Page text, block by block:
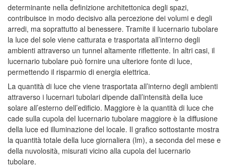
determinante nella definizione architettonica degli spazi,
contribuisce in modo decisivo alla percezione dei volumi e degli
arredi, ma soprattutto al benessere. Tramite il lucernario tubolare
la luce del sole viene catturata e trasportata all’interno degli
ambienti attraverso un tunnel altamente riflettente. In altri casi, il
lucernario tubolare può fornire una ulteriore fonte di luce,
permettendo il risparmio di energia elettrica.
La quantità di luce che viene trasportata all’interno degli ambienti
attraverso i lucernari tubolari dipende dall’intensità della luce
solare all’esterno dell’edificio. Maggiore è la quantità di luce che
cade sulla cupola del lucernario tubolare maggiore è la diffusione
della luce ed illuminazione del locale. Il grafico sottostante mostra
la quantità totale della luce giornaliera (lm), a seconda del mese e
della nuvolosità, misurati vicino alla cupola del lucernario
tubolare.